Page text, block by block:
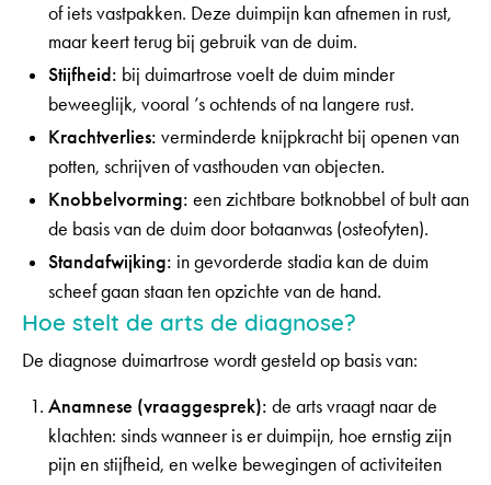
of iets vastpakken. Deze duimpijn kan afnemen in rust,
maar keert terug bij gebruik van de duim.
Stijfheid: bij duimartrose voelt de duim minder
beweeglijk, vooral ’s ochtends of na langere rust.
Krachtverlies: verminderde knijpkracht bij openen van
potten, schrijven of vasthouden van objecten.
Knobbelvorming: een zichtbare botknobbel of bult aan
de basis van de duim door botaanwas (osteofyten).
Standafwijking: in gevorderde stadia kan de duim
scheef gaan staan ten opzichte van de hand.
Hoe stelt de arts de diagnose?
De diagnose duimartrose wordt gesteld op basis van:
Anamnese (vraaggesprek): de arts vraagt naar de
klachten: sinds wanneer is er duimpijn, hoe ernstig zijn
pijn en stijfheid, en welke bewegingen of activiteiten